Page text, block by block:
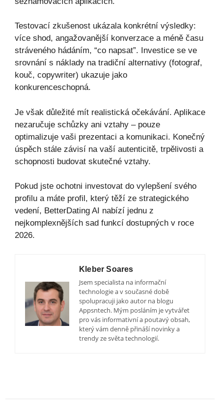
Testovací zkušenost ukázala konkrétní výsledky:
více shod, angažovanější konverzace a méně času
stráveného hádáním, “co napsat”. Investice se ve
srovnání s náklady na tradiční alternativy (fotograf,
kouč, copywriter) ukazuje jako
konkurenceschopná.
Je však důležité mít realistická očekávání. Aplikace
nezaručuje schůzky ani vztahy – pouze
optimalizuje vaši prezentaci a komunikaci. Konečný
úspěch stále závisí na vaší autenticitě, trpělivosti a
schopnosti budovat skutečné vztahy.
Pokud jste ochotni investovat do vylepšení svého
profilu a máte profil, který těží ze strategického
vedení, BetterDating AI nabízí jednu z
nejkomplexnějších sad funkcí dostupných v roce
2026.
Kleber Soares
Jsem specialista na informační
technologie a v současné době
spolupracuji jako autor na blogu
Appsntech. Mým posláním je vytvářet
pro vás informativní a poutavý obsah,
který vám denně přináší novinky a
trendy ze světa technologií.